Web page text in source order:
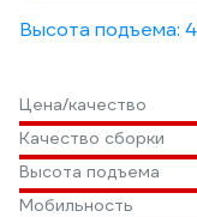
Высота подъема:
Цена/качество
Качество сборки
Высота подъема
Мобильность